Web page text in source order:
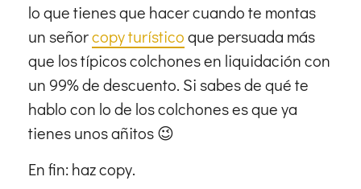
lo que tienes que hacer cuando te montas
un señorcopy turísticoque persuada más
que los típicos colchones en liquidación con
un 99% de descuento. Si sabes de qué te
hablo con lo de los colchones es que ya
tienes unos añitos 😉
En fin: haz copy.